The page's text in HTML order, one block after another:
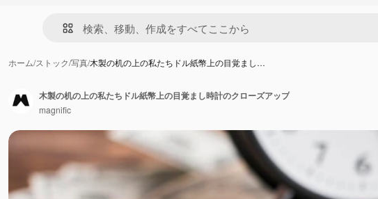
ホーム/ストック/写真/木製の机の上の私たちドル紙幣上の目覚まし…
木製の机の上の私たちドル紙幣上の目覚まし時計のクローズアップ
magnific